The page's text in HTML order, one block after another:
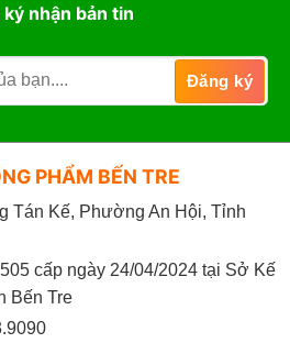
nhận bản tin
PHẨM BẾN TRE
Tán Kế, Phường An Hội, Tỉnh
cấp ngày 24/04/2024 tại Sở Kế
Bến Tre